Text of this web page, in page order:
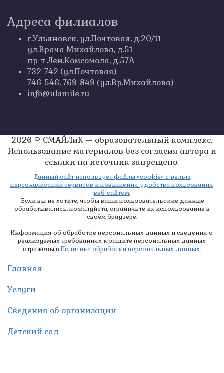
Адреса филиалов
г.Ульяновск, ул.Почтовая, д.20/11
ул.Врача Михайлова, д.51
пр-т Лен.Комсомола, д.57А
732-742 (ул.Почтовая)
746-546, 769-849 (ул.Вр.Михайлова)
info@ulsmile.ru
2026 © СМАЙЛиК — образовательный комплекс.
Использование материалов без согласия автора и
ссылки на источник запрещено.
Данный сайт использует файлы «cookie» с целью
персонализации сервисов и повышения удобства пользования
веб-сайтом.
Если вы не хотите, чтобы ваши пользовательские данные
обрабатывались, пожалуйста, ограничьте их использование в
своём браузере.
Информация об обработке персональных данных и сведения о
реализуемых требованиях к защите персональных данных
отражены в Политике обработки персональных данных.
Главная
Услуги
Сведения об организации
Детский сад